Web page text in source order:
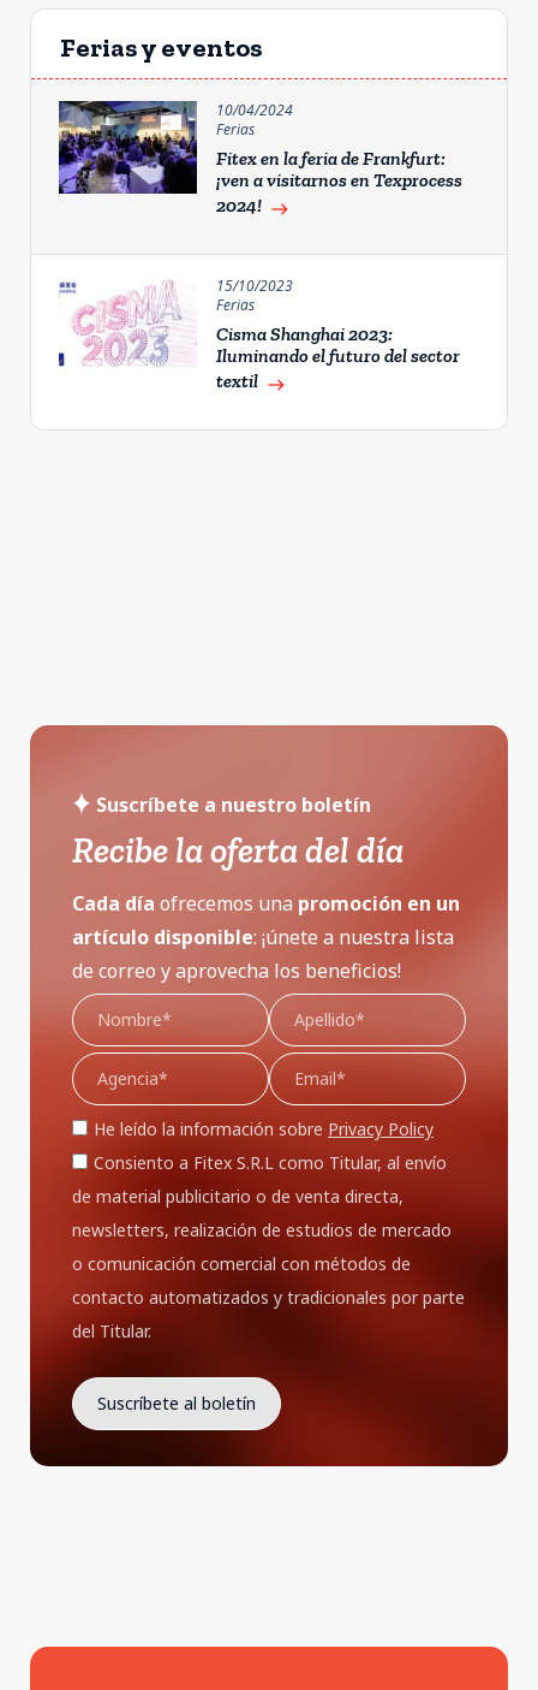
Ferias y eventos
10/04/2024
Ferias
Fitex en la feria de Frankfurt:
¡ven a visitarnos en Texprocess
2024! east
15/10/2023
Ferias
Cisma Shanghai 2023:
Iluminando el futuro del sector
textil east
Suscríbete a nuestro boletín
Recibe la oferta del día
Cada día ofrecemos una promoción en un
artículo disponible: ¡únete a nuestra lista
de correo y aprovecha los beneficios!
He leído la información sobre Privacy Policy
Consiento a Fitex S.R.L como Titular, al envío
de material publicitario o de venta directa,
newsletters, realización de estudios de mercado
o comunicación comercial con métodos de
contacto automatizados y tradicionales por parte
del Titular.